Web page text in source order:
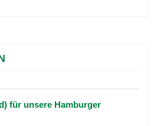
für unsere Hamburger